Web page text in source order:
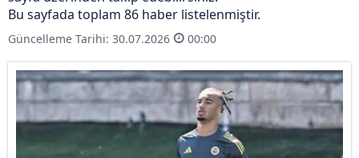
Bu sayfada toplam 86 haber listelenmiştir.
Güncelleme Tarihi: 30.07.2026 00:00